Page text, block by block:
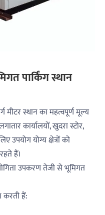
पार्किंग स्थान
स्थान का महत्वपूर्ण मूल्य
कार्यालयों, खुदरा स्टोर,
उपयोग योग्य क्षेत्रों को
हैं।
उपकरण तेजी से भूमिगत
करती हैं: